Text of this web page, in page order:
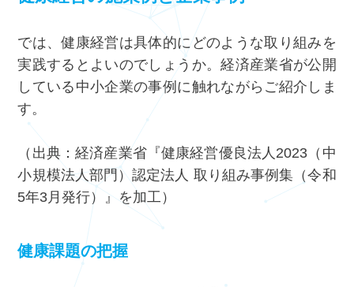
では、健康経営は具体的にどのような取り組みを
実践するとよいのでしょうか。経済産業省が公開
している中小企業の事例に触れながらご紹介しま
す。
（出典：経済産業省『健康経営優良法人2023（中
小規模法人部門）認定法人 取り組み事例集（令和
5年3月発行）
』を加工）
健康課題の把握